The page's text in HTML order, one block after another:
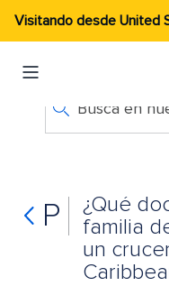
Visitando desde United
P
¿Qué
familia
un